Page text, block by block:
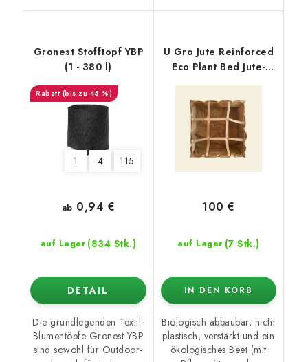
Gronest Stofftopf YBP
(1 - 380 l)
(bis zu 45 %)
1 4 115
auf Lager (834 Stk.)
ab 0,94 €
DETAIL
Die grundlegenden Textil-
Blumentöpfe Gronest YBP
sind sowohl für Outdoor-
U Gro Jute Reinforced
Eco Plant Bed Jute-
cm - 250 l
auf Lager (7 Stk.)
100 €
IN DEN KORB
Biologisch abbaubar, nicht
plastisch, verstärkt und ein
ökologisches Beet (mit